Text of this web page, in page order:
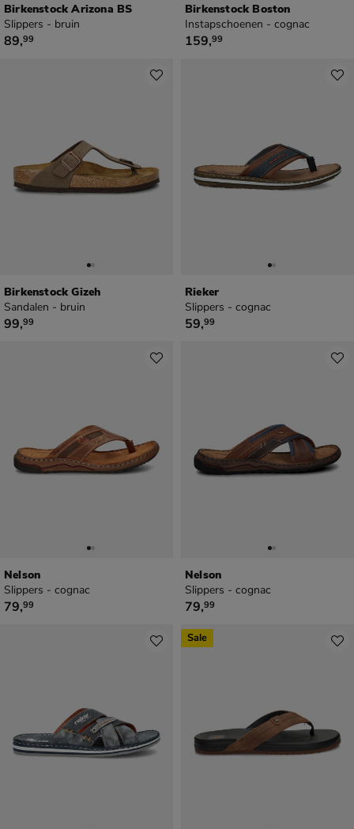
Birkenstock Arizona BS
Slippers - bruin
€ 89,99
89,99
Birkenstock Boston
Instapschoenen - cognac
€ 159,99
159,99
Birkenstock Gizeh
Sandalen - bruin
€ 99,99
99,99
Rieker
Slippers - cognac
€ 59,99
59,99
Nelson
Slippers - cognac
€ 79,99
79,99
Nelson
Slippers - cognac
€ 79,99
79,99
Sale